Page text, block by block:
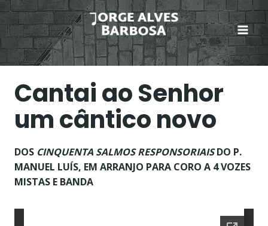
Skip
to
content
Cantai ao Senhor
um cântico novo
DOS CINQUENTA SALMOS RESPONSORIAISDO P.
MANUEL LUÍS, EM ARRANJO PARA CORO A 4 VOZES
MISTAS E BANDA